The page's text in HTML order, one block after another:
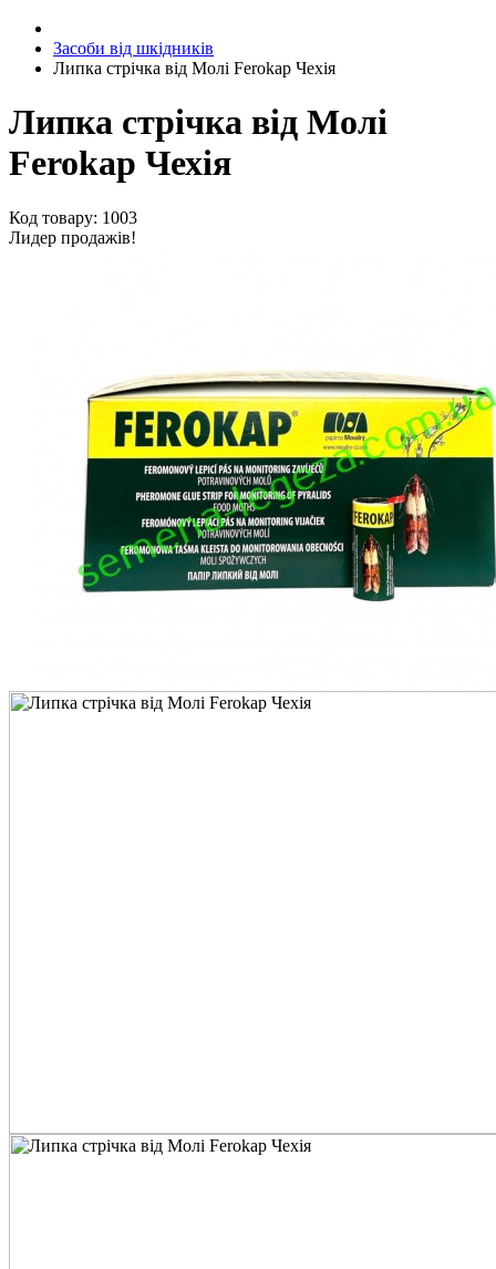
Засоби від шкідників
Липка стрічка від Молі Ferokap Чехія
Липка стрічка від Молі
Ferokap Чехія
Код товару: 1003
Лидер продажів!